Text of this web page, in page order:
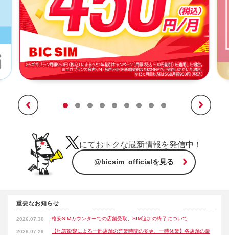
にておトクな最新情報を発信中！
@bicsim_officialを見る
重要なお知らせ
2026.07.30 格安SIMカウンターでの店舗受取、SIM追加の終了について
2026.07.29
【地震影響による一部店舗の営業時間の変更、一時休業】各店舗の最